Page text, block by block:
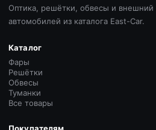
Оптика, решётки, обвесы и внешний
автомобилей из каталога East-Car.
Каталог
Фары
Решётки
Обвесы
Туманки
Все товары